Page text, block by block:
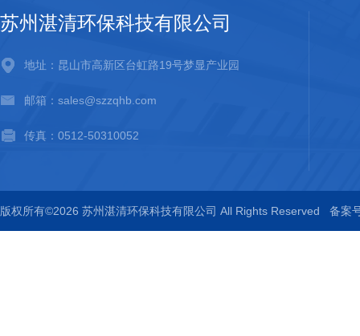
苏州湛清环保科技有限公司
地址：昆山市高新区台虹路19号梦显产业园
邮箱：sales@szzqhb.com
传真：0512-50310052
版权所有©2026 苏州湛清环保科技有限公司 All Rights Reserved 备案